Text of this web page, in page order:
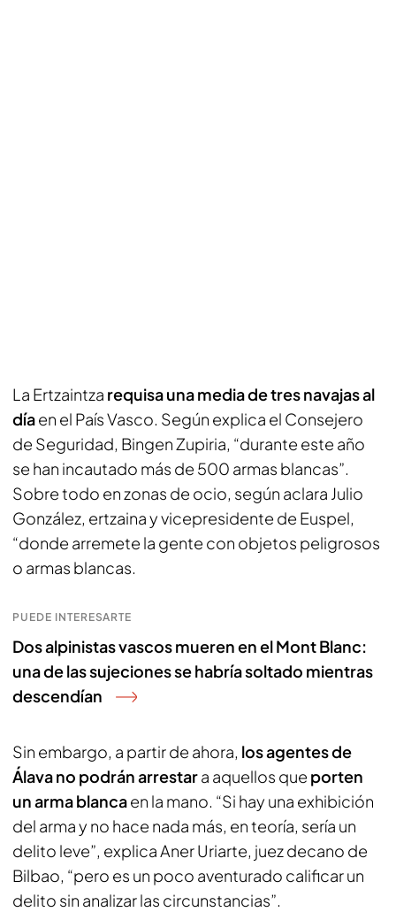
La Ertzaintza requisa una media de tres navajas al
díaen el País Vasco. Según explica el Consejero
de Seguridad, Bingen Zupiria, “durante este año
se han incautado más de 500 armas blancas”.
Sobre todo en zonas de ocio, según aclara Julio
González, ertzaina y vicepresidente de Euspel,
“donde arremete la gente con objetos peligrosos
o armas blancas.
PUEDE INTERESARTE
Dos alpinistas vascos mueren en el Mont Blanc:
una de las sujeciones se habría soltado mientras
descendían
Sin embargo, a partir de ahora, los agentes de
Álava no podrán arrestara aquellos que porten
un arma blancaen la mano. “Si hay una exhibición
del arma y no hace nada más, en teoría, sería un
delito leve”, explica Aner Uriarte, juez decano de
Bilbao, “pero es un poco aventurado calificar un
delito sin analizar las circunstancias”.